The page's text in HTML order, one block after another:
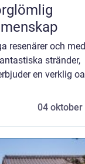
resenärer och med
stränder,
en verklig
04 oktober